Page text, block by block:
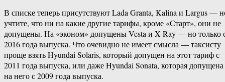
В списке теперь присутствуют Lada Granta, Kalina и Largus —
учтите, что ни на какие другие тарифы, кроме «Старт», они не
допущены. На «эконом» допущены Vesta и X-Ray — но только
2016 года выпуска. Что очевидно не имеет смысла — таксисту
проще взять Hyundai Solaris, который допущен на этот тариф с
2011 года выпуска, или даже Hyundai Sonata, которая допущена
на него с 2009 года выпуска.